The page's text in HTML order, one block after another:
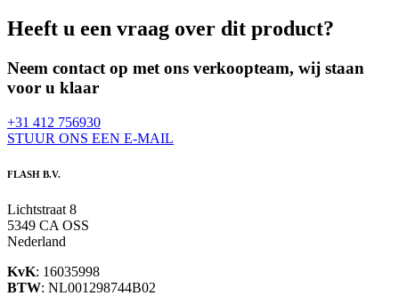
Heeft u een vraag over dit product?
Neem contact op met ons verkoopteam, wij staan
voor u klaar
+31 412 756930
STUUR ONS EEN E-MAIL
FLASH B.V.
Lichtstraat 8
5349 CA OSS
Nederland
KvK: 16035998
BTW: NL001298744B02